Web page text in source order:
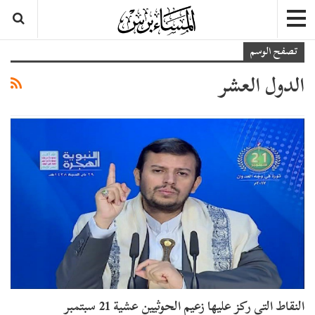
تصفح الوسم
الدول العشر
النقاط التي ركز عليها زعيم الحوثيين عشية 21 سبتمبر